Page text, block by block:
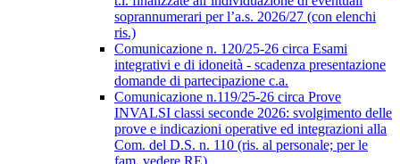
soprannumerari per l’a.s. 2026/27 (con elenchi
ris.)
Comunicazione n. 120/25-26 circa Esami
integrativi e di idoneità - scadenza presentazione
domande di partecipazione c.a.
Comunicazione n.119/25-26 circa Prove
INVALSI classi seconde 2026: svolgimento delle
prove e indicazioni operative ed integrazioni alla
Com. del D.S. n. 110 (ris. al personale; per le